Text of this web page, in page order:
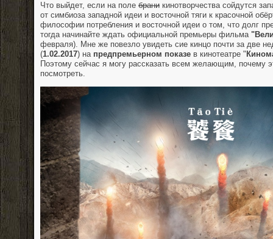
Что выйдет, если на поле брани кинотворчества сойдутся
от симбиоза западной идеи и восточной тяги к красочной
философии потребления и восточной идеи о том, что долг
тогда начинайте ждать официальной премьеры фильма
февраля). Мне же повезло увидеть сие кинцо почти за две
(1.02.2017) на предпремьерном показе в кинотеатре "
Поэтому сейчас я могу рассказать всем желающим, почему
посмотреть.